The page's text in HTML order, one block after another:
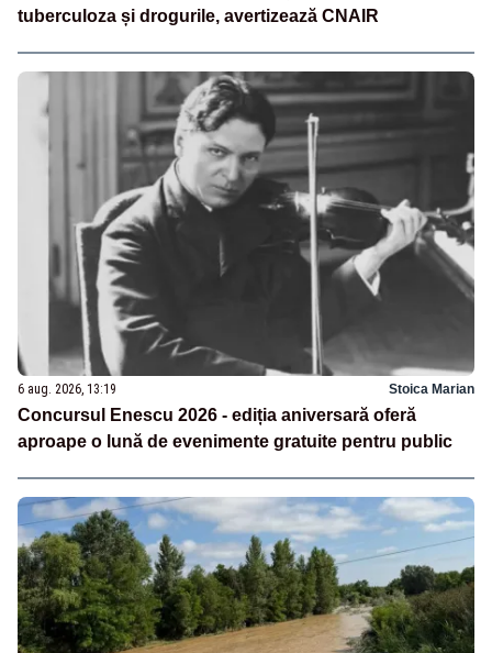
tuberculoza și drogurile, avertizează CNAIR
6 aug. 2026, 13:19 Stoica Marian
Concursul Enescu 2026 - ediția aniversară oferă
aproape o lună de evenimente gratuite pentru public